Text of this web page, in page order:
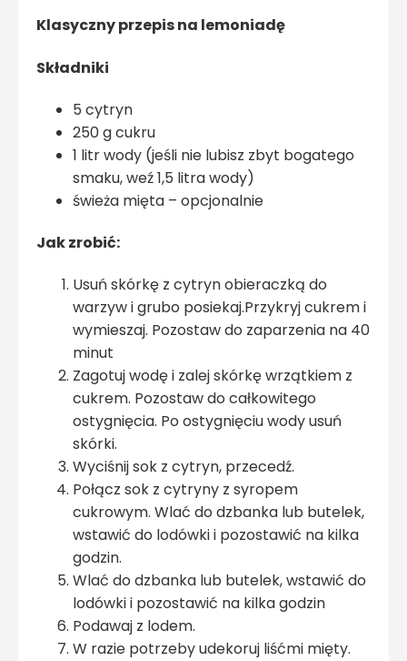
Klasyczny przepis na lemoniadę
Składniki
5 cytryn
250 g cukru
1 litr wody (jeśli nie lubisz zbyt bogatego
smaku, weź 1,5 litra wody)
świeża mięta – opcjonalnie
Jak zrobić:
Usuń skórkę z cytryn obieraczką do
warzyw i grubo posiekaj.Przykryj cukrem i
wymieszaj. Pozostaw do zaparzenia na 40
minut
Zagotuj wodę i zalej skórkę wrzątkiem z
cukrem. Pozostaw do całkowitego
ostygnięcia. Po ostygnięciu wody usuń
skórki.
Wyciśnij sok z cytryn, przecedź.
Połącz sok z cytryny z syropem
cukrowym. Wlać do dzbanka lub butelek,
wstawić do lodówki i pozostawić na kilka
godzin.
Wlać do dzbanka lub butelek, wstawić do
lodówki i pozostawić na kilka godzin
Podawaj z lodem.
W razie potrzeby udekoruj liśćmi mięty.